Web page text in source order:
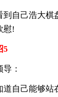
到自己浩大棋
慰!
5
：
道自己能够站